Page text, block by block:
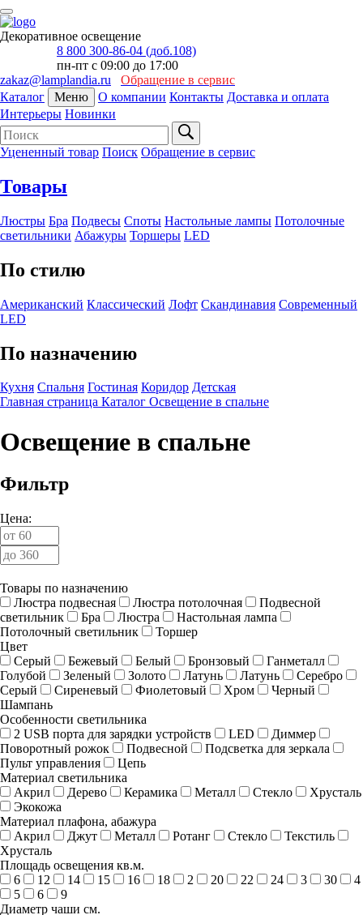
Декоративное освещение
8 800 300-86-04 (доб.108)
пн-пт с 09:00 до 17:00
zakaz@lamplandia.ru
Обращение в сервис
Каталог
Меню О компании Контакты Доставка и оплата
Интерьеры Новинки
Уцененный товар Поиск Обращение в сервис
Товары
Люстры Бра Подвесы Споты Настольные лампы Потолочные
светильники Абажуры Торшеры LED
По стилю
Американский Классический Лофт Скандинавия Современный
LED
По назначению
Кухня Спальня Гостиная Коридор Детская
Главная страница Каталог Освещение в спальне
Освещение в спальне
Фильтр
Цена:
Товары по назначению
Люстра подвесная
Люстра потолочная
Подвесной
светильник
Бра Люстра
Настольная лампа
Потолочный светильник
Торшер
Цвет
Cерый
Бежевый Белый Бронзовый
Ганметалл
Голубой
Зеленый Золото Латунь Латунь
Серебро
Серый
Сиреневый Фиолетовый Хром
Черный
Шампань
Особенности светильника
2 USB порта для зарядки устройств
LED
Диммер
Поворотный рожок
Подвесной
Подсветка для зеркала
Пульт управления
Цепь
Материал светильника
Акрил
Дерево Керамика Металл Стекло
Хрусталь
Экокожа
Материал плафона, абажура
Акрил
Джут Металл Ротанг Стекло
Текстиль
Хрусталь
Площадь освещения кв.м.
6
12 14 15 16 18 2 20 22 24 3 30
4
5
6
9
Диаметр чаши см.